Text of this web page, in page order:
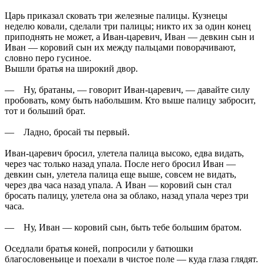
Царь приказал сковать три железные палицы. Кузнецы
неделю ковали, сделали три палицы; никто их за один конец
приподнять не может, а Иван-царевич, Иван — девкин сын и
Иван — коровий сын их между пальцами поворачивают,
словно перо гусиное.
Вышли братья на широкий двор.
— Ну, братаны, — говорит Иван-царевич, — давайте силу
пробовать, кому быть набольшим. Кто выше палицу забросит,
тот и больший брат.
— Ладно, бросай ты первый.
Иван-царевич бросил, улетела палица высоко, едва видать,
через час только назад упала. После него бросил Иван —
девкин сын, улетела палица еще выше, совсем не видать,
через два часа назад упала. А Иван — коровий сын стал
бросать палицу, улетела она за облако, назад упала через три
часа.
— Ну, Иван — коровий сын, быть тебе большим братом.
Оседлали братья коней, попросили у батюшки
благословеньице и поехали в чистое поле — куда глаза глядят.